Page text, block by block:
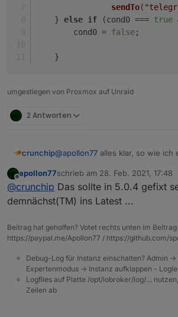
sendTo(
    }
else if (cond0 === true
        cond0 =
false;
    }
umgestiegen von Proxmox auf Unraid
2 Antworten
crunchip@apollon77 alles klar, so wie ich
5.0.3 installiert jedoch immer
Problem, keine telegram
18:43:14.112	error
18:43:14.112	error
let cond0 = false;
const _cond =
if (cond0 === false
} else if (cond0 ===
        cond0 = false;
Offline
apollon77schrieb am 28. Feb. 2021, 17:48
zuletzt editiert von
@crunchip Das sollte in 5.0.4 gefixt
demnächst(TM) ins Latest ...
Beitrag hat geholfen? Votet rechts unten im Beitrag
https://paypal.me/Apollon77 / https://github.com/
Debug-Log für Instanz einschalten? Admin ->
Expertenmodus -> Instanz aufklappen -
Logfiles auf Platte /opt/iobroker/log/…
Zeilen ab